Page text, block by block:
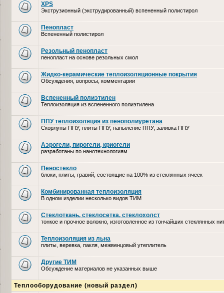
XPS
Экструзионный (экструдированный) вспененный полистирол
Пенопласт
Вспененный полистирол
Резольный пенопласт
пенопласт на основе резольных смол
Жидко-керамические теплоизоляционные покрытия
Обсуждения, вопросы, комментарии
Вспененный полиэтилен
Теплоизоляция из вспененного полиэтилена
ППУ теплоизоляция из пенополиуретана
Скорлупы ППУ, плиты ППУ, напыление ППУ, заливка ППУ
Аэрогели, пирогели, криогели
разработаны по нанотехнологиям
Пеностекло
блоки, плиты, гравий, состоящие на 100% из стеклянных ячеек
Комбинированная теплоизоляция
В одном изделии несколько видов ТИМ
Стеклоткань, стеклосетка, cтеклохолст
тонкое и прочное волокно, изготовленное из тончайших стеклянных
Теплоизоляция из льна
плиты, веревка, пакля, межвенцовый утеплитель
Другие ТИМ
Обсуждение материалов не указанных выше
Теплооборудование (новый раздел)